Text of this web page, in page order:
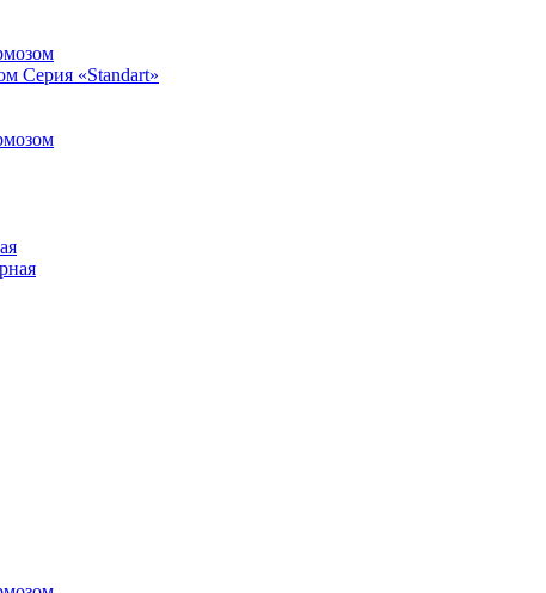
Серия «Standart»